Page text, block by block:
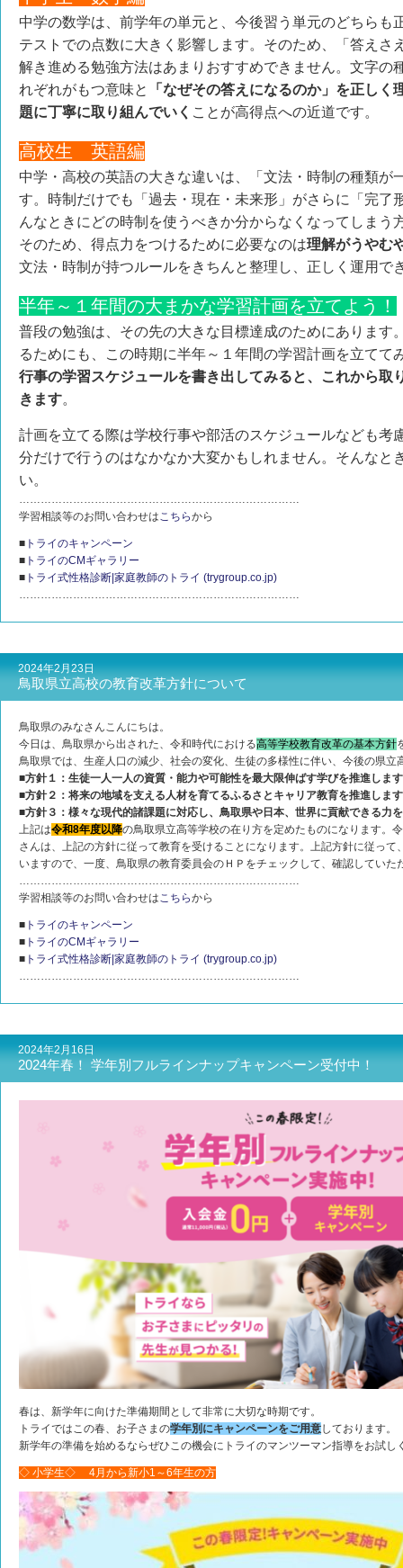
中学の数学は、前学年の単元と、今後習う単元のどちらも
テストでの点数に大きく影響します。そのため、「答えさ
解き進める勉強方法はあまりおすすめできません。文字の
れぞれがもつ意味と
「なぜその答えになるのか」を正し
題に丁寧に取り組んでいく ことが高得点への近道です。
高校生 英語編
中学・高校の英語の大きな違いは、「文法・時制の種類が
す。時制だけでも「過去・現在・未来形」がさらに「完了
んなときにどの時制を使うべきか分からなくなってしまう
そのため、得点力をつけるために必要なのは理解がうやむ
文法・時制が持つルールをきちんと整理し、正しく運用で
半年～１年間の大まかな学習計画を立てよう！
普段の勉強は、その先の大きな目標達成のためにあります
るためにも、この時期に半年～１年間の学習計画を立てて
行事の学習スケジュールを書き出してみると、これから取
きます。
計画を立てる際は学校行事や部活のスケジュールなども考
分だけで行うのはなかなか大変かもしれません。そんなと
い。
……………………………………………………………………
学習相談等のお問い合わせはこちらから
■ トライのキャンペーン
■ トライのCMギャラリー
■ トライ式性格診断|家庭教師のトライ (trygroup.co.jp)
……………………………………………………………………
2024年2月23日
鳥取県立高校の教育改革方針について
鳥取県のみなさんこんにちは。
今日は、鳥取県から出された、令和時代における高等学校教育改革の基本方針
鳥取県では、生産人口の減少、社会の変化、生徒の多様性に伴い、今後の県立
■方針１：生徒一人一人の資質・能力や可能性を最大限伸ばす学びを推進しま
■方針２：将来の地域を支える人材を育てるふるさとキャリア教育を推進し
■方針３：様々な現代的諸課題に対応し、鳥取県や日本、世界に貢献できる力
上記は令和8年度以降の鳥取県立高等学校の在り方を定めたものになります。
さんは、上記の方針に従って教育を受けることになります。上記方針に従っ
いますので、一度、鳥取県の教育委員会のＨＰをチェックして、確認していた
……………………………………………………………………
学習相談等のお問い合わせはこちらから
■ トライのキャンペーン
■ トライのCMギャラリー
■ トライ式性格診断|家庭教師のトライ (trygroup.co.jp)
……………………………………………………………………
2024年2月16日
2024年春！ 学年別フルラインナップキャンペーン受付中！
春は、新学年に向けた準備期間として非常に大切な時期です。
トライではこの春、お子さまの学年別にキャンペーンをご用意しております。
新学年の準備を始めるならぜひこの機会にトライのマンツーマン指導をお試し
◇ 小学生◇ 4月から新小1～6年生の方